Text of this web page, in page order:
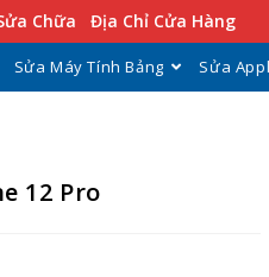
Chữa Địa Chỉ Cửa Hàng
Sửa Máy Tính Bảng Sửa
12 Pro